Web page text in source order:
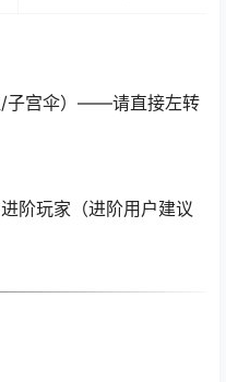
/子宫伞）——请直接左转
阶玩家（进阶用户建议